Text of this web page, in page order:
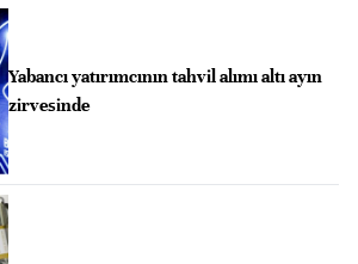
Yabancı yatırımcının tahvil alımı altı ayın
zirvesinde